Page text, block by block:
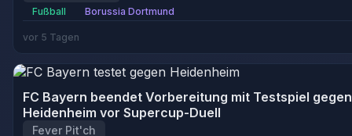
Fußball Borussia Dortmund
vor 5 Tagen
FC Bayern beendet Vorbereitung mit Testspiel gegen
Heidenheim vor Supercup-Duell
Fever Pit'ch